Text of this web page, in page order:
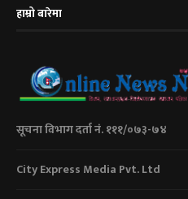
हाम्रो बारेमा
सूचना विभाग दर्ता नं. १११/०७३-७४
City Express Media Pvt. Ltd